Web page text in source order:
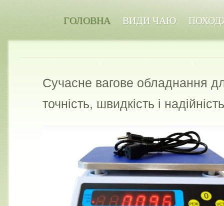
ГОЛОВНА ВИДИ ЧАЮ
Сучасне вагове обладнання
точність, швидкість і надійність